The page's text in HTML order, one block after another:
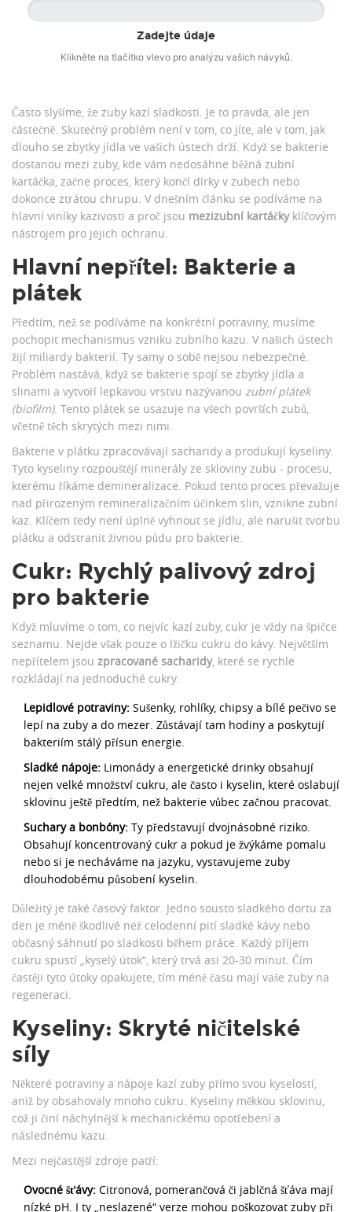
Zadejte údaje
Klikněte na tlačítko vlevo pro analýzu vašich návyků.
Často slyšíme, že zuby kazí sladkosti. Je to pravda, ale jen
částečně. Skutečný problém není v tom, co jíte, ale v tom, jak
dlouho se zbytky jídla ve vašich ústech drží. Když se bakterie
dostanou mezi zuby, kde vám nedosáhne běžná zubní
kartáčka, začne proces, který končí dírky v zubech nebo
dokonce ztrátou chrupu. V dnešním článku se podíváme na
hlavní viníky kazivosti a proč jsou mezizubní kartáčkyklíčovým
nástrojem pro jejich ochranu.
Hlavní nepřítel: Bakterie a
plátek
Předtím, než se podíváme na konkrétní potraviny, musíme
pochopit mechanismus vzniku zubního kazu. V našich ústech
žijí miliardy bakterií. Ty samy o sobě nejsou nebezpečné.
Problém nastává, když se bakterie spojí se zbytky jídla a
slinami a vytvoří lepkavou vrstvu nazývanou zubní plátek
(biofilm). Tento plátek se usazuje na všech površích zubů,
včetně těch skrytých mezi nimi.
Bakterie v plátku zpracovávají sacharidy a produkují kyseliny.
Tyto kyseliny rozpouštějí minerály ze skloviny zubu - procesu,
kterému říkáme demineralizace. Pokud tento proces převažuje
nad přirozeným remineralizačním účinkem slin, vznikne zubní
kaz. Klíčem tedy není úplně vyhnout se jídlu, ale narušit tvorbu
plátku a odstranit živnou půdu pro bakterie.
Cukr: Rychlý palivový zdroj
pro bakterie
Když mluvíme o tom, co nejvíc kazí zuby, cukr je vždy na špičce
seznamu. Nejde však pouze o lžičku cukru do kávy. Největším
nepřítelem jsou zpracované sacharidy, které se rychle
rozkládají na jednoduché cukry.
Lepidlové potraviny: Sušenky, rohlíky, chipsy a bílé pečivo se
lepí na zuby a do mezer. Zůstávají tam hodiny a poskytují
bakteriím stálý přísun energie.
Sladké nápoje: Limonády a energetické drinky obsahují
nejen velké množství cukru, ale často i kyselin, které oslabují
sklovinu ještě předtím, než bakterie vůbec začnou pracovat.
Suchary a bonbóny: Ty představují dvojnásobné riziko.
Obsahují koncentrovaný cukr a pokud je žvýkáme pomalu
nebo si je necháváme na jazyku, vystavujeme zuby
dlouhodobému působení kyselin.
Důležitý je také časový faktor. Jedno sousto sladkého dortu za
den je méně škodlivé než celodenní pití sladké kávy nebo
občasný sáhnutí po sladkosti během práce. Každý příjem
cukru spustí „kyselý útok“, který trvá asi 20-30 minut. Čím
častěji tyto útoky opakujete, tím méně času mají vaše zuby na
regeneraci.
Kyseliny: Skryté ničitelské
síly
Některé potraviny a nápoje kazí zuby přímo svou kyselostí,
aniž by obsahovaly mnoho cukru. Kyseliny měkkou sklovinu,
což ji činí náchylnější k mechanickému opotřebení a
následnému kazu.
Mezi nejčastější zdroje patří:
Ovocné šťávy: Citronová, pomerančová či jablčná šťáva mají
nízké pH. I ty „neslazené“ verze mohou poškozovat zuby při